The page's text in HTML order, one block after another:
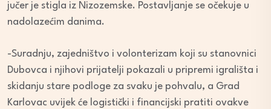
jučer je stigla iz Nizozemske. Postavljanje se očekuje u
nadolazećim danima.
-Suradnju, zajedništvo i volonterizam koji su stanovnici
Dubovca i njihovi prijatelji pokazali u pripremi igrališta i
skidanju stare podloge za svaku je pohvalu, a Grad
Karlovac uvijek će logistički i financijski pratiti ovakve